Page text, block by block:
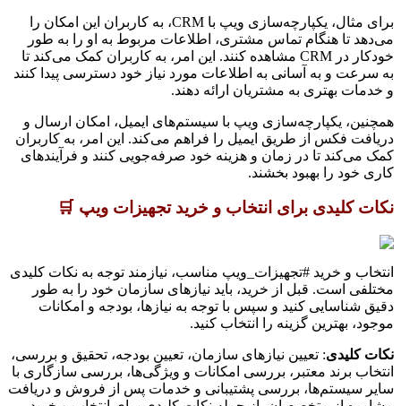
برای مثال، یکپارچه‌سازی ویپ با CRM، به کاربران این امکان را
می‌دهد تا هنگام تماس مشتری، اطلاعات مربوط به او را به طور
خودکار در CRM مشاهده کنند. این امر، به کاربران کمک می‌کند تا
به سرعت و به آسانی به اطلاعات مورد نیاز خود دسترسی پیدا کنند
و خدمات بهتری به مشتریان ارائه دهند.
همچنین، یکپارچه‌سازی ویپ با سیستم‌های ایمیل، امکان ارسال و
دریافت فکس از طریق ایمیل را فراهم می‌کند. این امر، به کاربران
کمک می‌کند تا در زمان و هزینه خود صرفه‌جویی کنند و فرآیندهای
کاری خود را بهبود بخشند.
نکات کلیدی برای انتخاب و خرید تجهیزات ویپ 🛒
انتخاب و خرید #تجهیزات_ویپ مناسب، نیازمند توجه به نکات کلیدی
مختلفی است. قبل از خرید، باید نیازهای سازمان خود را به طور
دقیق شناسایی کنید و سپس با توجه به نیازها، بودجه و امکانات
موجود، بهترین گزینه را انتخاب کنید.
نکات کلیدی: تعیین نیازهای سازمان، تعیین بودجه، تحقیق و بررسی،
انتخاب برند معتبر، بررسی امکانات و ویژگی‌ها، بررسی سازگاری با
سایر سیستم‌ها، بررسی پشتیبانی و خدمات پس از فروش و دریافت